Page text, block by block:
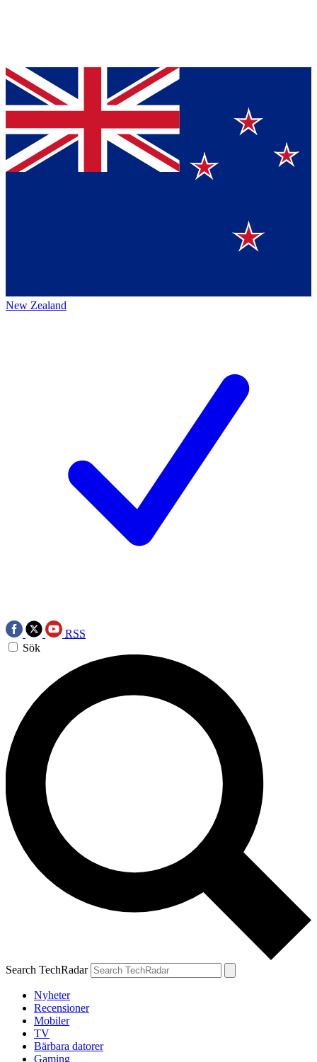
New Zealand
RSS
Sök
Search TechRadar
Nyheter
Recensioner
Mobiler
TV
Bärbara datorer
Gaming